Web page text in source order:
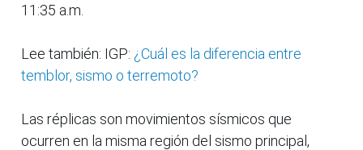
11:35 a.m.
Lee también: IGP: ¿Cuál es la diferencia entre
temblor, sismo o terremoto?
Las réplicas son movimientos sísmicos que
ocurren en la misma región del sismo principal,